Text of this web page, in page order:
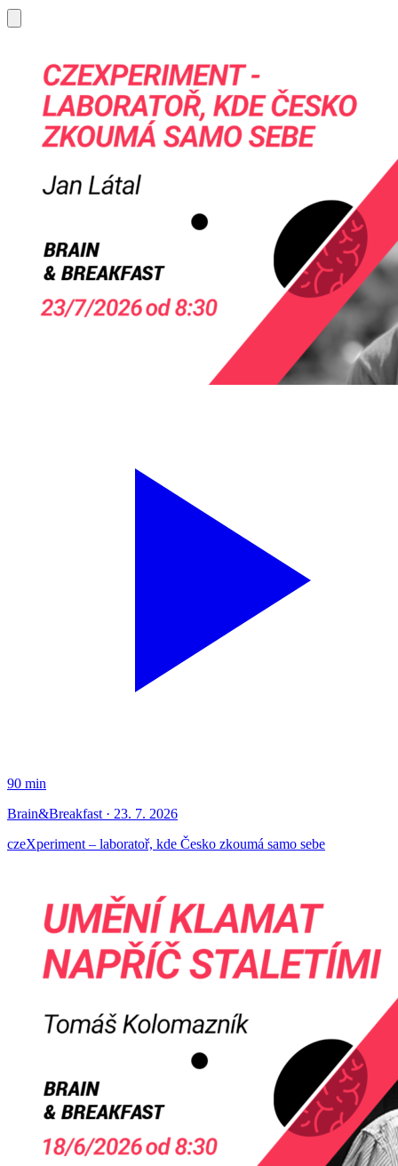
90 min
Brain&Breakfast · 23. 7. 2026
czeXperiment – laboratoř, kde Česko zkoumá samo sebe